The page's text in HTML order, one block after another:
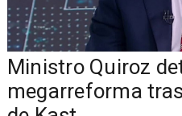
Ministro Quiroz
megarreforma